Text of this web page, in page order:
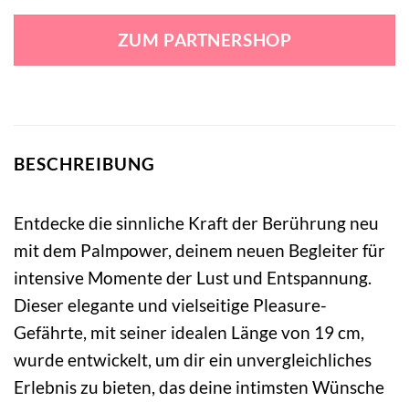
war:
79,95 €
ist:
59,49 €.
ZUM PARTNERSHOP
BESCHREIBUNG
Entdecke die sinnliche Kraft der Berührung neu
mit dem Palmpower, deinem neuen Begleiter für
intensive Momente der Lust und Entspannung.
Dieser elegante und vielseitige Pleasure-
Gefährte, mit seiner idealen Länge von 19 cm,
wurde entwickelt, um dir ein unvergleichliches
Erlebnis zu bieten, das deine intimsten Wünsche